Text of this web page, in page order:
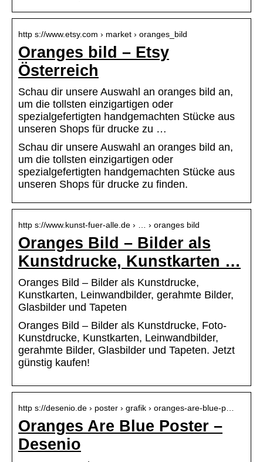
http s://www.etsy.com › market › oranges_bild
Oranges bild – Etsy
Österreich
Schau dir unsere Auswahl an oranges bild an,
um die tollsten einzigartigen oder
spezialgefertigten handgemachten Stücke aus
unseren Shops für drucke zu …
Schau dir unsere Auswahl an oranges bild an,
um die tollsten einzigartigen oder
spezialgefertigten handgemachten Stücke aus
unseren Shops für drucke zu finden.
http s://www.kunst-fuer-alle.de › … › oranges bild
Oranges Bild – Bilder als
Kunstdrucke, Kunstkarten …
Oranges Bild – Bilder als Kunstdrucke,
Kunstkarten, Leinwandbilder, gerahmte Bilder,
Glasbilder und Tapeten
Oranges Bild – Bilder als Kunstdrucke, Foto-
Kunstdrucke, Kunstkarten, Leinwandbilder,
gerahmte Bilder, Glasbilder und Tapeten. Jetzt
günstig kaufen!
http s://desenio.de › poster › grafik › oranges-are-blue-p…
Oranges Are Blue Poster –
Desenio